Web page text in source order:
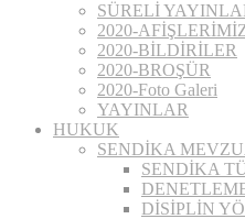
SÜRELİ
2020-
2020-BİLDİRİLER
2020-BROŞÜR
2020-Foto Galeri
YAYINLAR
HUKUK
SENDİKA
SENDİKA
DİSİPLİN